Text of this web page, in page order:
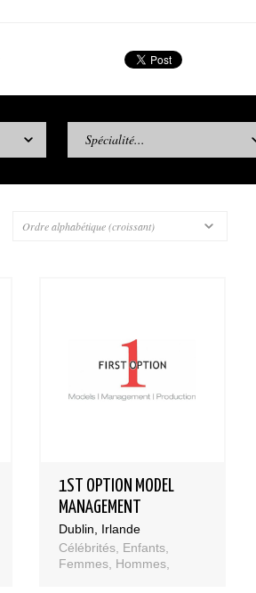
Spécialité...
Ordre alphabétique (croissant)
1ST OPTION MODEL
MANAGEMENT
Dublin, Irlande
Célébrités, Enfants,
Femmes, Hommes,